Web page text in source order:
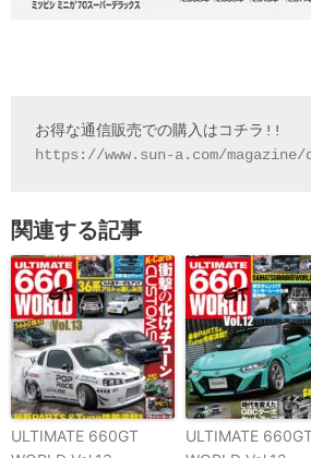
https://www.sun-a.com/
関連する記事
ULTIMATE 660GT
ULTIMATE